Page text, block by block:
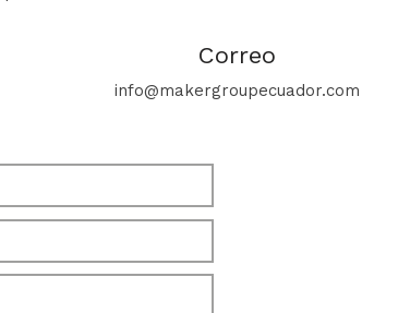
Correo
info@makergroupecuador.com